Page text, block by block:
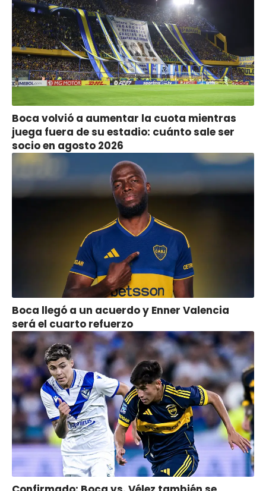
Boca volvió a aumentar la cuota mientras
juega fuera de su estadio: cuánto sale ser
socio en agosto 2026
Boca llegó a un acuerdo y Enner Valencia
será el cuarto refuerzo